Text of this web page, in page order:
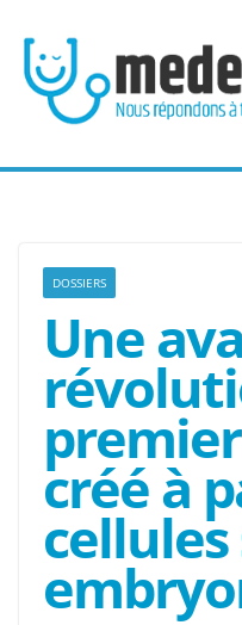
contenu
DOSSIERS
Une
créé à